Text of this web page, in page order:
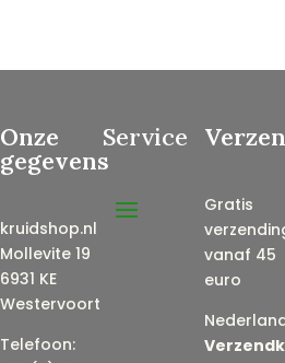
Onze
gegevens
kruidshop.nl
Mollevite 19
6931 KE
Westervoort
Telefoon:
Service
Gratis
vanaf 45
euro